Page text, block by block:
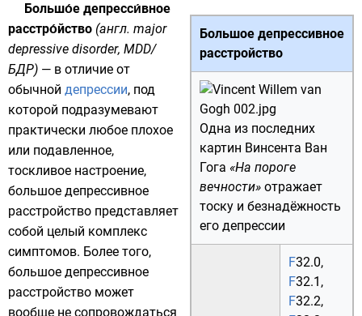
Большое депрессивное
расстройство
Одна из последних
картин Винсента Ван
Гога «На пороге
вечности» отражает
тоску и безнадёжность
его депрессии
F32.0,
F32.1 ,
F32.2,
Большо́е депресси́вное
расстро́йство (англ. major
depressive disorder, MDD/
БДР) — в отличие от
обычной депрессии, под
которой подразумевают
практически любое плохое
или подавленное,
тоскливое настроение,
большое депрессивное
расстройство представляет
собой целый комплекс
симптомов. Более того,
большое депрессивное
расстройство может
вообще не сопровождаться